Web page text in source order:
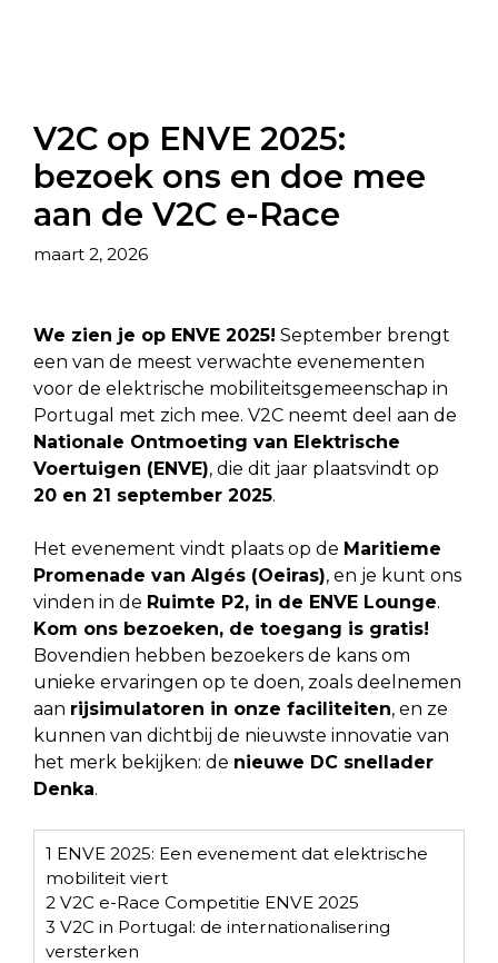
V2C op ENVE 2025:
bezoek ons en doe mee
aan de V2C e-Race
maart 2, 2026
We zien je op ENVE 2025! September brengt
een van de meest verwachte evenementen
voor de elektrische mobiliteitsgemeenschap in
Portugal met zich mee. V2C neemt deel aan de
Nationale Ontmoeting van Elektrische
Voertuigen (ENVE), die dit jaar plaatsvindt op
20 en 21 september 2025.
Het evenement vindt plaats op de Maritieme
Promenade van Algés (Oeiras), en je kunt ons
vinden in de Ruimte P2, in de ENVE Lounge.
Kom ons bezoeken, de toegang is gratis!
Bovendien hebben bezoekers de kans om
unieke ervaringen op te doen, zoals deelnemen
aan rijsimulatoren in onze faciliteiten, en ze
kunnen van dichtbij de nieuwste innovatie van
het merk bekijken: de nieuwe DC snellader
Denka.
1 ENVE 2025: Een evenement dat elektrische
mobiliteit viert
2 V2C e-Race Competitie ENVE 2025
3 V2C in Portugal: de internationalisering
versterken